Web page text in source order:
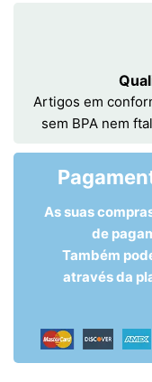
Artigos em
sem BPA nem
As suas
de
Também
através da